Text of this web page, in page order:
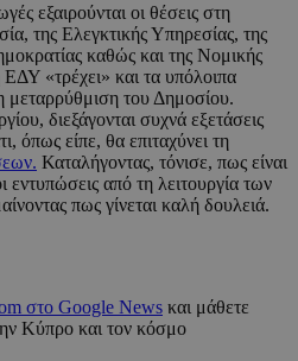
εξαιρούνται οι θέσεις στη
της Ελεγκτικής Υπηρεσίας, της
καθώς και της Νομικής
«τρέχει» και τα υπόλοιπα
μεταρρύθμιση του Δημοσίου.
διεξάγονται συχνά εξετάσεις
όπως είπε, θα επιταχύνει τη
Καταλήγοντας, τόνισε, πως είναι
εντυπώσεις από τη λειτουργία των
πως γίνεται καλή δουλειά.
στο Google News και μάθετε
Κύπρο και τον κόσμο